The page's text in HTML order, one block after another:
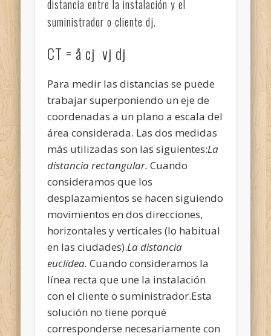
distancia entre la instalación y el
suministrador o cliente dj.
CT = å cj vj dj
Para medir las distancias se puede
trabajar superponiendo un eje de
coordenadas a un plano a escala del
área considerada. Las dos medidas
más utilizadas son las siguientes:La
distancia rectangular.Cuando
consideramos que los
desplazamientos se hacen siguiendo
movimientos en dos direcciones,
horizontales y verticales (lo habitual
en las ciudades).La distancia
euclídea.Cuando consideramos la
línea recta que une la instalación
con el cliente o suministrador.Esta
solución no tiene porqué
corresponderse necesariamente con